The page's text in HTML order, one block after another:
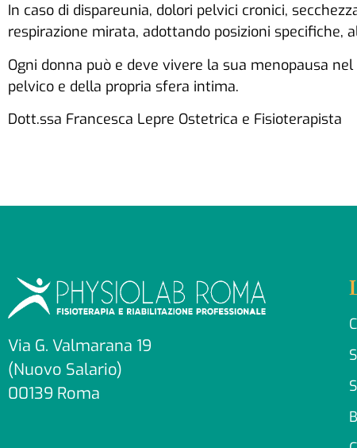
In caso di dispareunia, dolori pelvici cronici,
respirazione mirata, adottando posizioni
Ogni donna può e deve vivere la sua menopausa
pelvico e della propria sfera intima.
Dott.ssa Francesca Lepre Ostetrica e Fisioterapista
Via G. Valmarana 19
(Nuovo Salario)
00139 Roma